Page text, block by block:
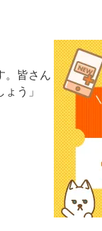
。皆さん
う」